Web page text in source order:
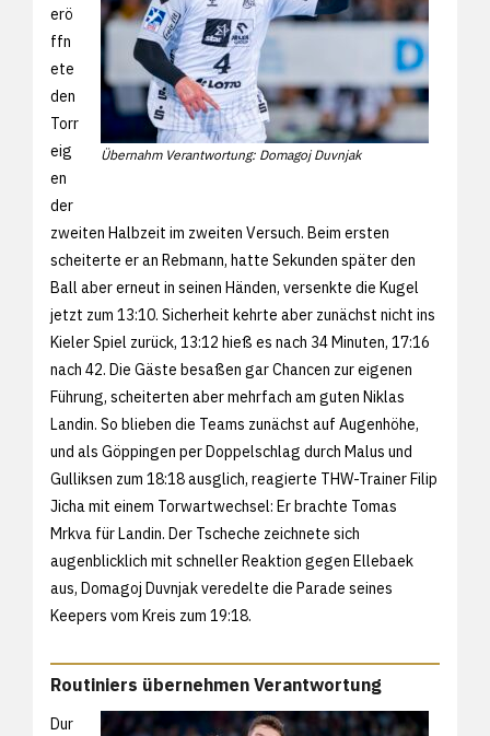
Übernahm Verantwortung: Domagoj Duvnjak
erö
ffn
ete
den
Torr
eig
en
der
zweiten Halbzeit im zweiten Versuch. Beim ersten
scheiterte er an Rebmann, hatte Sekunden später den
Ball aber erneut in seinen Händen, versenkte die Kugel
jetzt zum 13:10. Sicherheit kehrte aber zunächst nicht ins
Kieler Spiel zurück, 13:12 hieß es nach 34 Minuten, 17:16
nach 42. Die Gäste besaßen gar Chancen zur eigenen
Führung, scheiterten aber mehrfach am guten Niklas
Landin. So blieben die Teams zunächst auf Augenhöhe,
und als Göppingen per Doppelschlag durch Malus und
Gulliksen zum 18:18 ausglich, reagierte THW-Trainer Filip
Jicha mit einem Torwartwechsel: Er brachte Tomas
Mrkva für Landin. Der Tscheche zeichnete sich
augenblicklich mit schneller Reaktion gegen Ellebaek
aus, Domagoj Duvnjak veredelte die Parade seines
Keepers vom Kreis zum 19:18.
Routiniers übernehmen Verantwortung
Dur